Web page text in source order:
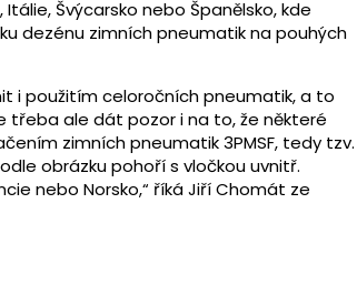
Švýcarsko nebo Španělsko, kde
dezénu zimních pneumatik na pouhých
i použitím celoročních pneumatik, a to
třeba ale dát pozor i na to, že některé
zimních pneumatik 3PMSF, tedy tzv.
obrázku pohoří s vločkou uvnitř.
nebo Norsko,“ říká Jiří Chomát ze